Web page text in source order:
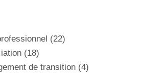
(22)
(18)
de transition (4)